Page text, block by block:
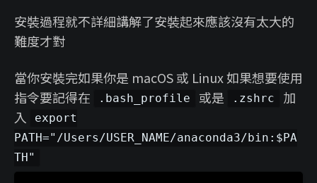
安裝過程就不詳細講解了安裝起來應該沒有太大的
難度才對
當你安裝完如果你是 macOS 或 Linux 如果想要使用
指令要記得在
.bash_profile 或是 .zshrc
加
入
export
PATH="/Users/USER_NAME/anaconda3/bin:$PA
TH"